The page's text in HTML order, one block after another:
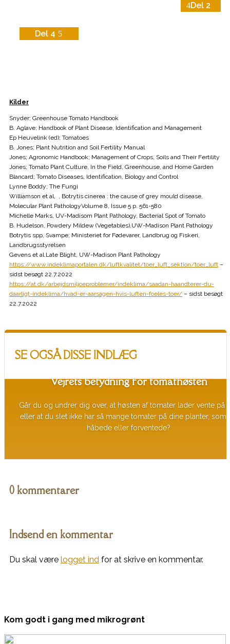
Del 2
Del 4
Kilder
Snyder; Greenhouse Tomato Handbook
B. Aglave; Handbook of Plant Disease, Identification and Management
Ep Heuvelink (ed); Tomatoes
B. Jones; Plant Nutrition and Soil Fertility Manual
Jones; Agronomic Handbook; Management of Crops, Soils and Their Fertility
Jones; Tomato Plant Culture, In the Field, Greenhouse, and Home Garden
Blancard; Tomato Diseases, Identification, Biology and Control
Lynne Boddy; The Fungi
Williamson et al, , Botrytis cinerea : the cause of grey mould disease,
Molecular Plant PathologyVolume 8, Issue 5 p. 561-580
Michelle Marks, UV-Madisom Plant Pathology, Bacterial Spot of Tomato
B. Hudelson, Powdery Mildew (Vegetables),UW-Madison Plant Pathology
Botrytis spp, Svampe; Ministeriet for Fødevarer, Landbrug og Fiskeri,
Landbrugsstyrelsen
Gevens et al.Late Blight, UW-Madison Plant Pathology
https://www.indeklimaportalen.dk/luftkvalitet/toer_luft_sektion/toer_luft –
sidst besøgt 22.7.2022
https://at.dk/arbejdsmiljoeproblemer/indeklima/saadan-haandterer-du-
daarligt-indeklima/hvad-er-aarsagen-hvis-luften-foeles-toer/ – sidst besøgt
22.7.2022
SE OGSÅ DISSE INDLÆG
Vejrets betydning for tomathøsten
Går du og undrer dig over, at høsten af tomater lader vente på
eller at du slet ikke har så mange tomater på dine planter, som
håbede eller forventede?
0 kommentarer
Indsend en kommentar
Du skal være logget ind for at skrive en kommentar.
Kom godt i gang med mikrogrønt